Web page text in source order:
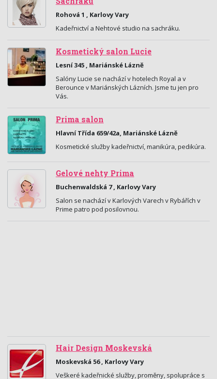
Rohová 1 , Karlovy Vary
Kadeřnictví a Nehtové studio na sachráku.
Kosmetický salon Lucie
Lesní 345 , Mariánské Lázně
Salóny Lucie se nachází v hotelech Royal a v
Berounce v Mariánských Lázních. Jsme tu jen pro
Vás.
Prima salon
Hlavní Třída 659/42a, Mariánské Lázně
Kosmetické služby kadeřnictví, manikúra, pedikúra.
Gelové nehty Prima
Buchenwaldská 7 , Karlovy Vary
Salon se nachází v Karlových Varech v Rybářích v
Prime patro pod posilovnou.
Hair Design Moskevská
Moskevská 56 , Karlovy Vary
Veškeré kadeřnické služby, proměny, spolupráce s